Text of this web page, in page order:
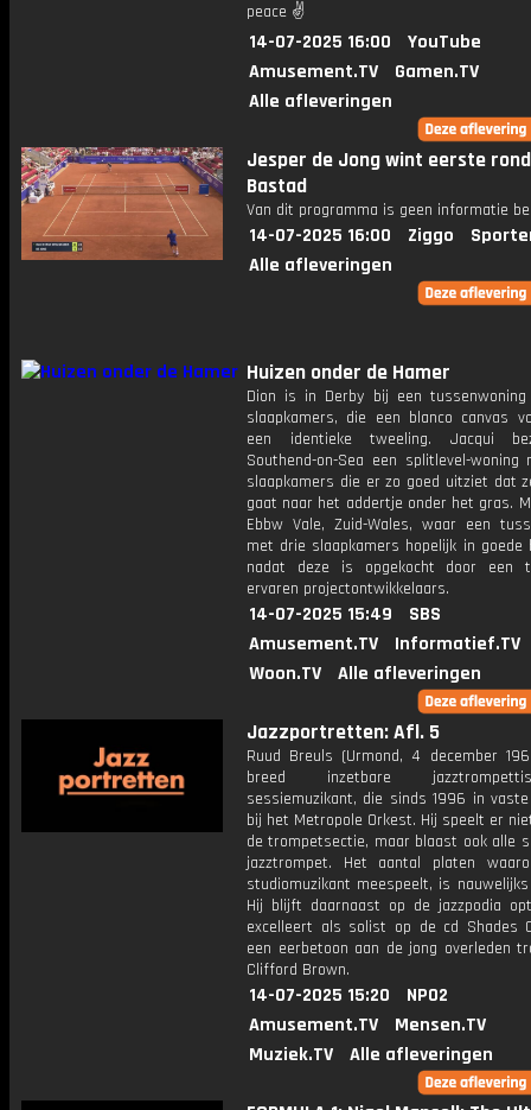
peace ✌
14-07-2025 16:00
YouTube
Amusement.TV
Gamen.TV
Alle afleveringen
Jesper de Jong wint eerste
Bastad
Van dit programma is geen informatie
14-07-2025 16:00 Ziggo
Alle afleveringen
Huizen onder de Hamer
Dion is in Derby bij een
slaapkamers, die een blanco canvas
een identieke tweeling. Jacqui
Southend-on-Sea een splitlevel-
slaapkamers die er zo goed uitziet dat
gaat naar het addertje onder het gras.
Ebbw Vale, Zuid-Wales, waar een
met drie slaapkamers hopelijk in goede
nadat deze is opgekocht door een
ervaren projectontwikkelaars.
14-07-2025 15:49
SBS
Amusement.TV
Informatief.TV
Woon.TV
Alle afleveringen
Jazzportretten: Afl. 5
Ruud Breuls (Urmond, 4 december
breed inzetbare
sessiemuzikant, die sinds 1996 in
bij het Metropole Orkest. Hij speelt er
de trompetsectie, maar blaast ook alle
jazztrompet. Het aantal platen
studiomuzikant meespeelt, is
Hij blijft daarnaast op de jazzpodia
excelleert als solist op de cd Shades
een eerbetoon aan de jong overleden
Clifford Brown.
14-07-2025 15:20
NPO2
Amusement.TV
Mensen.TV
Muziek.TV
Alle afleveringen